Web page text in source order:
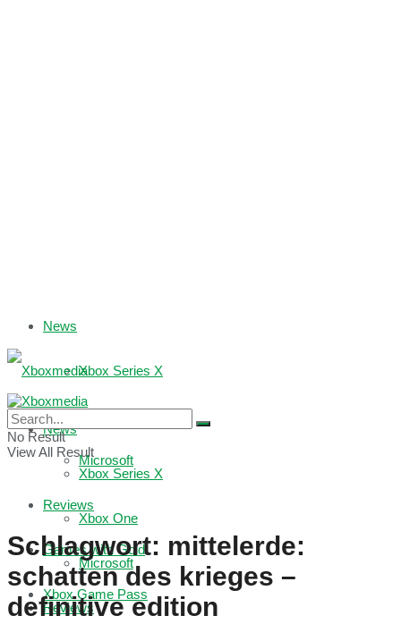
News
Xbox Series X
Microsoft
Reviews
Games with Gold
Xbox Game Pass
News
Xbox Series X
Xbox One
Microsoft
Reviews
No Result
View All Result
Schlagwort: mittelerde:
schatten des krieges –
definitive edition